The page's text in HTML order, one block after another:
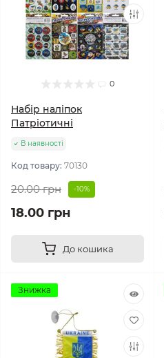
0
Набір наліпок
Патріотичні
В наявності
Код товару: 70130
20.00 грн -10%
18.00 грн
До кошика
Знижка